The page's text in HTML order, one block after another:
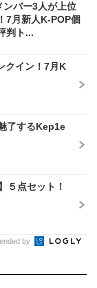
ンバー3人が上位
7月新人K-POP個
判ト...
クイン！7月K
了するKep1e
５点セット！
by